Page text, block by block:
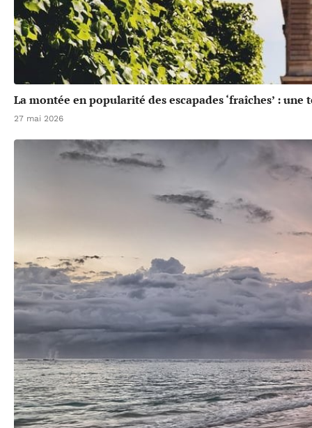
La montée en popularité des escapades ‘fraîches’ :
27 mai 2026